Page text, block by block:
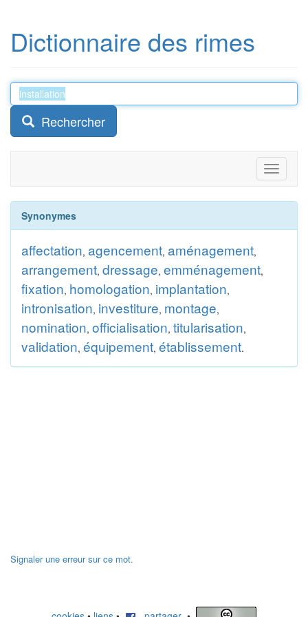
Dictionnaire des rimes
Rechercher
Toggle
Synonymes
affectation, agencement, aménagement,
arrangement, dressage, emménagement,
fixation, homologation, implantation,
intronisation, investiture, montage,
nomination, officialisation, titularisation,
validation, équipement, établissement.
Signaler une erreur sur ce mot.